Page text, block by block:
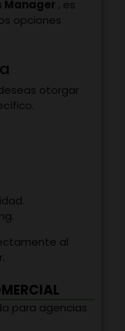
Manager , es
opciones
otorgar
al
para agencias